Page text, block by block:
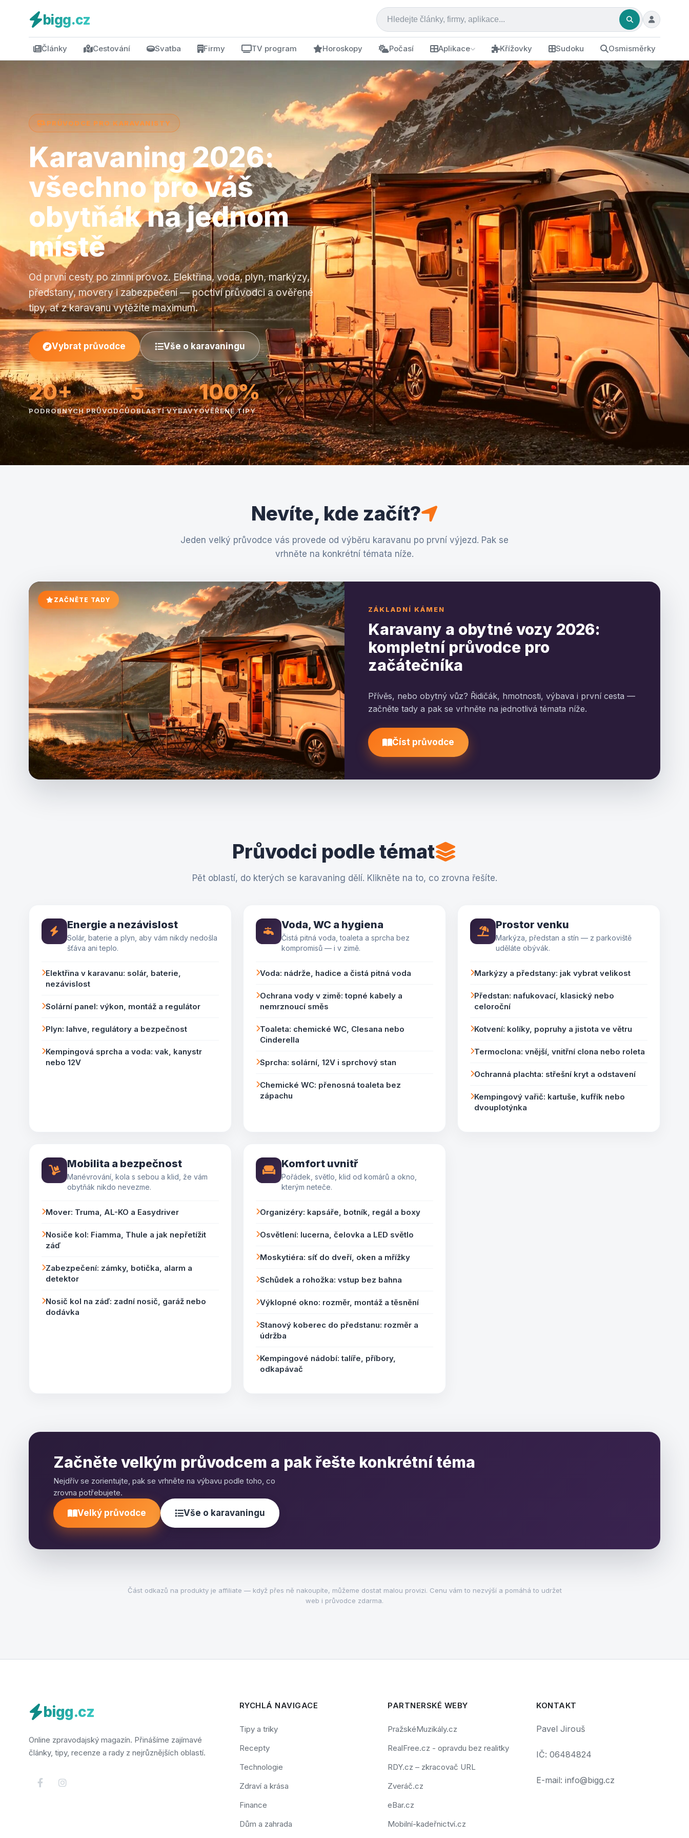
bigg.cz
Články Cestování Svatba Firmy TV program Horoskopy Počasí Aplikace Křížovky Sudoku Osmisměrky
PRŮVODCE PRO KARAVANISTY
Karavaning 2026:
všechno pro váš
obytňák na jednom
místě
Od první cesty po zimní provoz. Elektřina, voda, plyn, markýzy,
předstany, movery i zabezpečení — poctiví průvodci a ověřené
tipy, ať z karavanu vytěžíte maximum.
Vybrat průvodce Vše o karavaningu
20+
PODROBNÝCH PRŮVODCŮ
5
OBLASTÍ VÝBAVY
100%
OVĚŘENÉ TIPY
Nevíte, kde začít?
Jeden velký průvodce vás provede od výběru karavanu po první výjezd. Pak se
vrhněte na konkrétní témata níže.
ZAČNĚTE TADY
ZÁKLADNÍ KÁMEN
Karavany a obytné vozy 2026:
kompletní průvodce pro
začátečníka
Přívěs, nebo obytný vůz? Řidičák, hmotnosti, výbava i první cesta —
začněte tady a pak se vrhněte na jednotlivá témata níže.
Číst průvodce
Průvodci podle témat
Pět oblastí, do kterých se karavaning dělí. Klikněte na to, co zrovna řešíte.
Energie a nezávislost
Solár, baterie a plyn, aby vám nikdy nedošla
šťáva ani teplo.
Elektřina v karavanu: solár, baterie,
nezávislost
Solární panel: výkon, montáž a regulátor
Plyn: lahve, regulátory a bezpečnost
Kempingová sprcha a voda: vak, kanystr
nebo 12V
Voda, WC a hygiena
Čistá pitná voda, toaleta a sprcha bez
kompromisů — i v zimě.
Voda: nádrže, hadice a čistá pitná voda
Ochrana vody v zimě: topné kabely a
nemrznoucí směs
Toaleta: chemické WC, Clesana nebo
Cinderella
Sprcha: solární, 12V i sprchový stan
Chemické WC: přenosná toaleta bez
zápachu
Prostor venku
Markýza, předstan a stín — z parkoviště
uděláte obývák.
Markýzy a předstany: jak vybrat velikost
Předstan: nafukovací, klasický nebo
celoroční
Kotvení: kolíky, popruhy a jistota ve větru
Termoclona: vnější, vnitřní clona nebo roleta
Ochranná plachta: střešní kryt a odstavení
Kempingový vařič: kartuše, kufřík nebo
dvouplotýnka
Mobilita a bezpečnost
Manévrování, kola s sebou a klid, že vám
obytňák nikdo nevezme.
Mover: Truma, AL-KO a Easydriver
Nosiče kol: Fiamma, Thule a jak nepřetížit
záď
Zabezpečení: zámky, botička, alarm a
detektor
Nosič kol na záď: zadní nosič, garáž nebo
dodávka
Komfort uvnitř
Pořádek, světlo, klid od komárů a okno,
kterým neteče.
Organizéry: kapsáře, botník, regál a boxy
Osvětlení: lucerna, čelovka a LED světlo
Moskytiéra: síť do dveří, oken a mřížky
Schůdek a rohožka: vstup bez bahna
Výklopné okno: rozměr, montáž a těsnění
Stanový koberec do předstanu: rozměr a
údržba
Kempingové nádobí: talíře, příbory,
odkapávač
Začněte velkým průvodcem a pak řešte konkrétní téma
Nejdřív se zorientujte, pak se vrhněte na výbavu podle toho, co
zrovna potřebujete.
Velký průvodce Vše o karavaningu
Část odkazů na produkty je affiliate — když přes ně nakoupíte, můžeme dostat malou provizi. Cenu vám to nezvýší a pomáhá to udržet
web i průvodce zdarma.
bigg.cz
Online zpravodajský magazín. Přinášíme zajímavé
články, tipy, recenze a rady z nejrůznějších oblastí.
RYCHLÁ NAVIGACE
Tipy a triky
Recepty
Technologie
Zdraví a krása
Finance
Dům a zahrada
PARTNERSKÉ WEBY
PražskéMuzikály.cz
RealFree.cz - opravdu bez realitky
RDY.cz – zkracovač URL
Zveráč.cz
eBar.cz
Mobilní-kadeřnictví.cz
KONTAKT
Pavel Jirouš
IČ: 06484824
E-mail: info@bigg.cz